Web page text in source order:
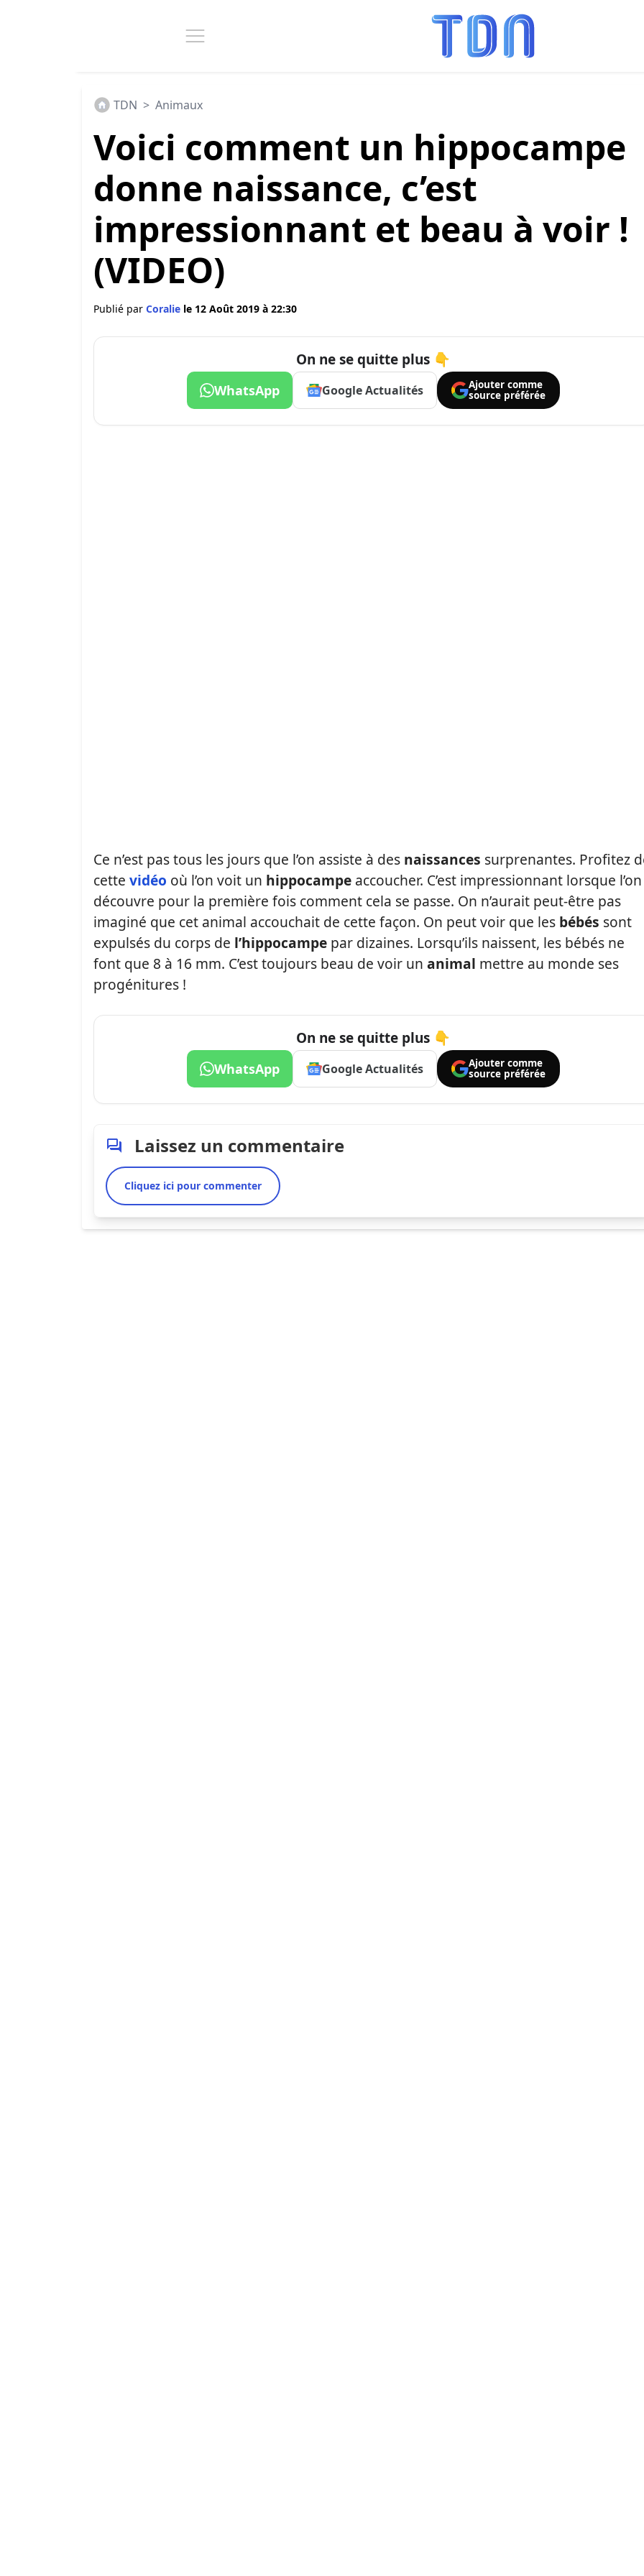
TDN > Animaux
Voici comment un hippocampe
donne naissance, c’est
impressionnant et beau à voir !
(VIDEO)
Publié par Coralie le 12 Août 2019 à 22:30
On ne se quitte plus 👇
WhatsApp Google Actualités
Ajouter comme
source préférée
Ce n’est pas tous les jours que l’on assiste à des naissances surprenantes. Profitez
cette vidéo où l’on voit un hippocampe accoucher. C’est impressionnant lorsque l’on
découvre pour la première fois comment cela se passe. On n’aurait peut-être pas
imaginé que cet animal accouchait de cette façon. On peut voir que les bébés sont
expulsés du corps de l’hippocampe par dizaines. Lorsqu’ils naissent, les bébés ne
font que 8 à 16 mm. C’est toujours beau de voir un animal mettre au monde ses
progénitures !
On ne se quitte plus 👇
WhatsApp Google Actualités
Ajouter comme
source préférée
Laissez un commentaire
Cliquez ici pour commenter